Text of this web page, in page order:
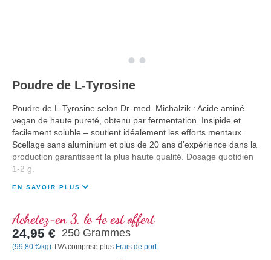
Poudre de L-Tyrosine
Poudre de L-Tyrosine selon Dr. med. Michalzik : Acide aminé
vegan de haute pureté, obtenu par fermentation. Insipide et
facilement soluble – soutient idéalement les efforts mentaux.
Scellage sans aluminium et plus de 20 ans d'expérience dans la
production garantissent la plus haute qualité. Dosage quotidien
1-2 g.
EN SAVOIR PLUS
Achetez-en 3, le 4e est offert
24,95 € 250 Grammes
(99,80 €/kg) TVA comprise plus Frais de port